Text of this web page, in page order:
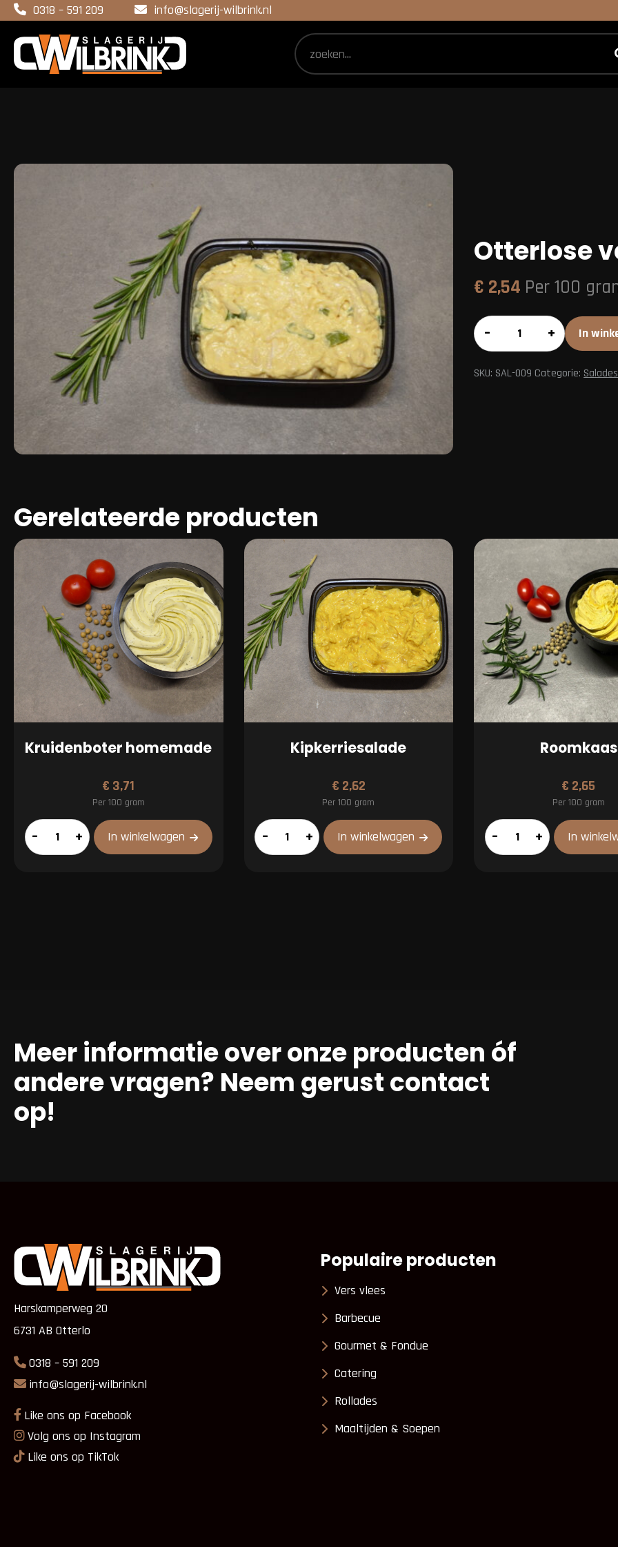
0318 – 591 209 info@slagerij-wilbrink.nl
Otterlose
€ 2,54 Per 100
Otterlose
verrassing
aantal
– + In
SKU: SAL-009 Categorie:
Gerelateerde producten
Kruidenboter homemade
€ 3,71
Per 100 gram
Kruidenboter
homemade
– + In winkelwagen
Kipkerriesalade
€ 2,62
Per 100 gram
Kipkerriesalade
aantal
– + In winkelwagen
Roomkaas
€ 2,65
Per 100 gram
Roomkaas
aantal
– + In
Meer informatie over onze producten óf
andere vragen? Neem gerust contact
op!
Harskamperweg 20
6731 AB Otterlo
0318 – 591 209
info@slagerij-wilbrink.nl
Like ons op Facebook
Volg ons op Instagram
Like ons op TikTok
Populaire producten
Vers vlees
Barbecue
Gourmet & Fondue
Catering
Rollades
Maaltijden & Soepen